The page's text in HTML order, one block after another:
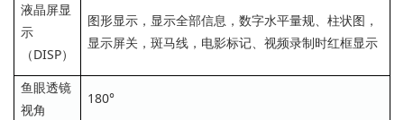
液晶屏显
示
（DISP）
图形显示，显示全部信息，数字水平量规、柱状图，
显示屏关，斑马线，电影标记、视频录制时红框显示
鱼眼透镜
视角
180°